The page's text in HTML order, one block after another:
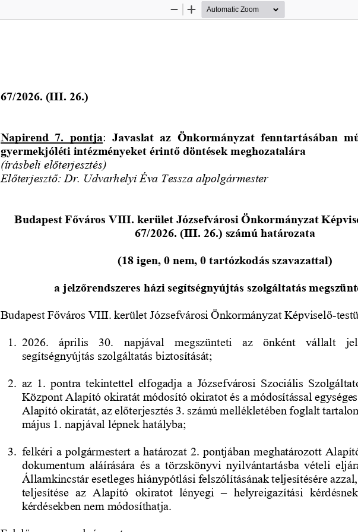
Zoom
Zoom
67/2026. (III. 26.)
Napirend  7.  pontja: Javaslat  az  Önkormányzat  fenntartásában
gyermekjóléti intézményeket érintő döntések meghozatalára
(írásbeli előterjesztés)
Előterjesztő: Dr. Udvarhelyi Éva Tessza alpolgármester
Budapest Főváros VIII. kerület Józsefvárosi Önkormányzat
67/2026. (III. 26.) számú határozata
(18 igen, 0 nem, 0 tartózkodás szavazattal)
a jelzőrendszeres házi segítségnyújtás szolgáltatás
Budapest Főváros VIII. kerület Józsefvárosi Önkormányzat Képviselő-
1. 2026.  április  30.  napjával  megszünteti  az  önként  vállalt
segítségnyújtás szolgáltatás biztosítását;
2. az  1.  pontra  tekintettel  elfogadja  a  Józsefvárosi  Szociális
Központ Alapító okiratát módosító okiratot és a módosítással
Alapító okiratát, az előterjesztés 3. számú mellékletében foglalt
május 1. napjával lépnek hatályba;
3. felkéri a polgármestert a határozat 2. pontjában meghatározott
dokumentum  aláírására  és  a  törzskönyvi  nyilvántartásba  vételi
Államkincstár esetleges hiánypótlási felszólításának teljesítésére
teljesítése  az  Alapító  okiratot  lényegi
– helyreigazítási
kérdésekben nem módosíthatja.